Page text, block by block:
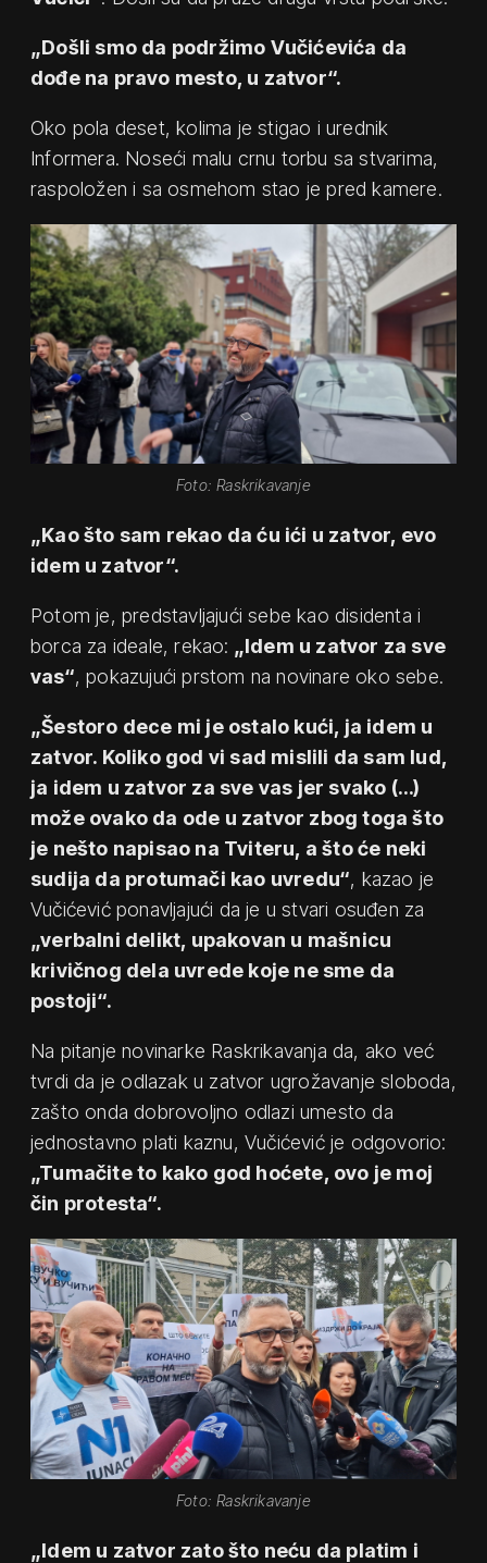
„Došli smo da podržimo Vučićevića da
dođe na pravo mesto, u zatvor“.
Oko pola deset, kolima je stigao i urednik
Informera. Noseći malu crnu torbu sa stvarima,
raspoložen i sa osmehom stao je pred kamere.
Foto: Raskrikavanje
„Kao što sam rekao da ću ići u zatvor, evo
idem u zatvor“.
Potom je, predstavljajući sebe kao disidenta i
borca za ideale, rekao: „Idem u zatvor za sve
vas“, pokazujući prstom na novinare oko sebe.
„Šestoro dece mi je ostalo kući, ja idem u
zatvor. Koliko god vi sad mislili da sam lud,
ja idem u zatvor za sve vas jer svako (…)
može ovako da ode u zatvor zbog toga što
je nešto napisao na Tviteru, a što će neki
sudija da protumači kao uvredu“, kazao je
Vučićević ponavljajući da je u stvari osuđen za
„verbalni delikt, upakovan u mašnicu
krivičnog dela uvrede koje ne sme da
postoji“.
Na pitanje novinarke Raskrikavanja da, ako već
tvrdi da je odlazak u zatvor ugrožavanje sloboda,
zašto onda dobrovoljno odlazi umesto da
jednostavno plati kaznu, Vučićević je odgovorio:
„Tumačite to kako god hoćete, ovo je moj
čin protesta“.
Foto: Raskrikavanje
„Idem u zatvor zato što neću da platim i